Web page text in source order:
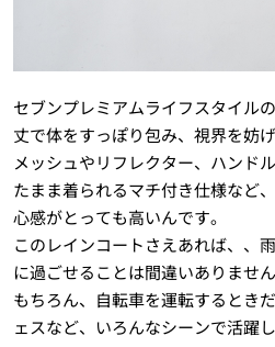
セブンプレミアムライフスタイル
丈で体をすっぽり包み、視界を妨
メッシュやリフレクター、ハンド
たまま着られるマチ付き仕様など
心感がとっても高いんです。
このレインコートさえあれば、、
に過ごせることは間違いありません
もちろん、自転車を運転するとき
ェスなど、いろんなシーンで活躍